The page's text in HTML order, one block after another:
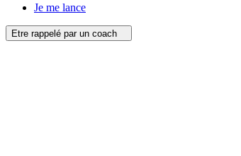
Je me lance
Etre rappelé par un coach